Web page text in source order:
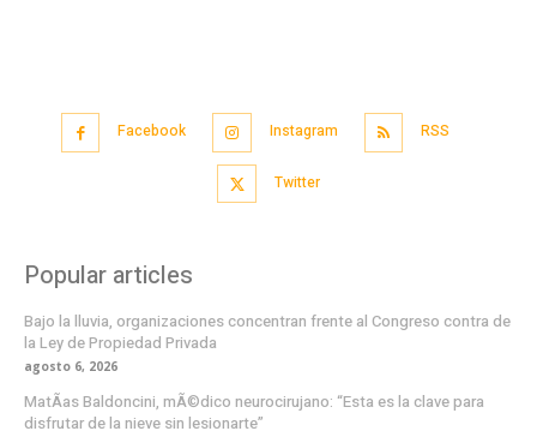
Facebook Instagram RSS
Twitter
Popular articles
Bajo la lluvia, organizaciones concentran frente al Congreso contra de
la Ley de Propiedad Privada
agosto 6, 2026
MatÃ­as Baldoncini, mÃ©dico neurocirujano: “Esta es la clave para
disfrutar de la nieve sin lesionarte”